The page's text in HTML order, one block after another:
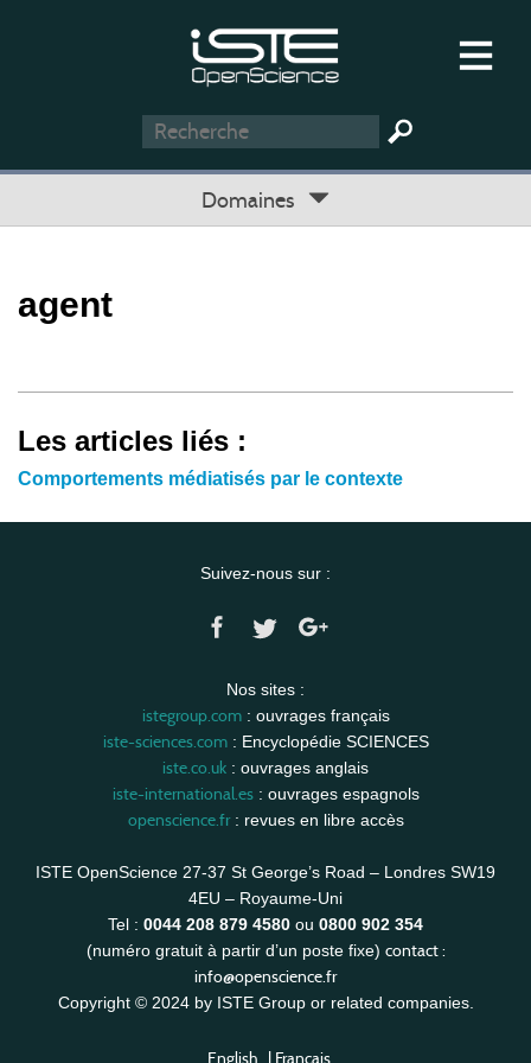
Domaines
agent
Les articles liés :
Comportements médiatisés par le contexte
Suivez-nous sur :
Nos sites :
istegroup.com: ouvrages français
iste-sciences.com: Encyclopédie SCIENCES
iste.co.uk : ouvrages anglais
iste-international.es: ouvrages espagnols
openscience.fr: revues en libre accès
ISTE OpenScience 27-37 St George’s Road – Londres SW19
4EU – Royaume-Uni
Tel : 0044 208 879 4580 ou 0800 902 354
(numéro gratuit à partir d’un poste fixe) contact :
info@openscience.fr
Copyright © 2024 by ISTE Group or related companies.
English | Français